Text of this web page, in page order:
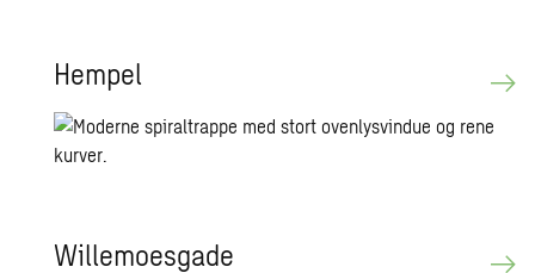
Hem­pel
Wil­lemo­es­ga­de